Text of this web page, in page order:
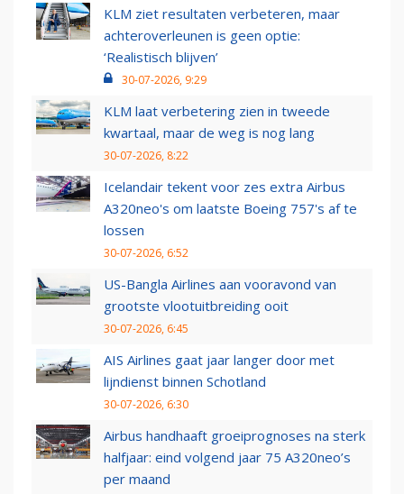
KLM ziet resultaten verbeteren, maar
achteroverleunen is geen optie:
‘Realistisch blijven’
30-07-2026, 9:29
KLM laat verbetering zien in tweede
kwartaal, maar de weg is nog lang
30-07-2026, 8:22
Icelandair tekent voor zes extra Airbus
A320neo's om laatste Boeing 757's af te
lossen
30-07-2026, 6:52
US-Bangla Airlines aan vooravond van
grootste vlootuitbreiding ooit
30-07-2026, 6:45
AIS Airlines gaat jaar langer door met
lijndienst binnen Schotland
30-07-2026, 6:30
Airbus handhaaft groeiprognoses na sterk
halfjaar: eind volgend jaar 75 A320neo’s
per maand